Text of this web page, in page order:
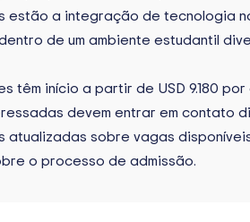
estão a integração de tecnologia
de um ambiente estudantil
têm início a partir de USD 9.180
devem entrar em contato
atualizadas sobre vagas
o processo de admissão.